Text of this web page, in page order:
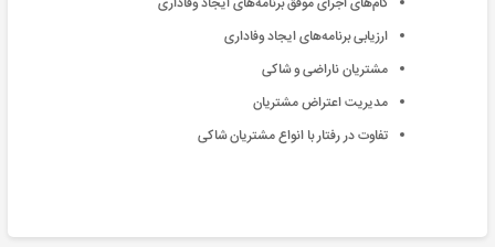
ارزیابی برنامه‌های ایجاد وفاداری
مشتریان ناراضی و شاکی
مدیریت اعتراض مشتریان
تفاوت در رفتار با انواع مشتریان شاکی